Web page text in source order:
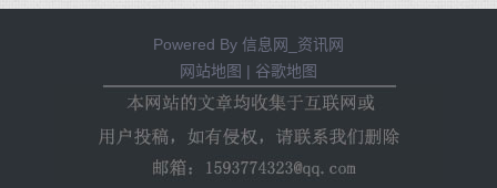
Powered By 信息网_资讯网
网站地图 | 谷歌地图